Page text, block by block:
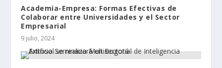
Academia-Empresa: Formas Efectivas de
Colaborar entre Universidades y el Sector
Empresarial
9 julio, 2024